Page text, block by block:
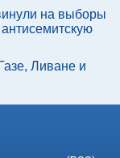
на выборы
Ливане и